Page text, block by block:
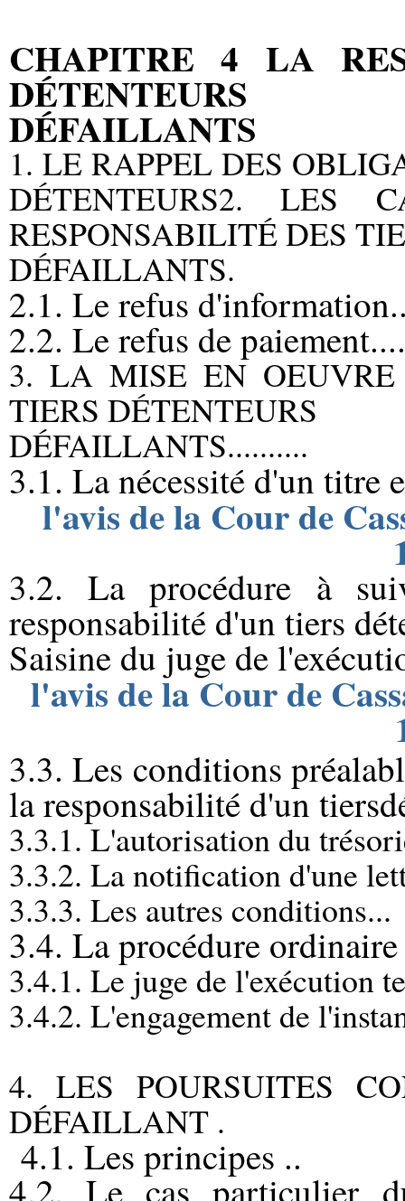
CHAPITRE 4 LA
DÉTENTEURS
DÉFAILLANTS
1. LE RAPPEL DES
DÉTENTEURS2. LES
RESPONSABILITÉ DES
DÉFAILLANTS.
2.1. Le refus
2.2. Le refus de paiement....
3. LA MISE EN
TIERS DÉTENTEURS
DÉFAILLANTS..........
3.1. La nécessité d'un titre
l'avis de la Cour de
3.2. La procédure à
responsabilité d'un tiers
Saisine du juge de
l'avis de la Cour de
3.3. Les conditions
la responsabilité d'un
3.3.1. L'autorisation du
3.3.2. La notification d'une
3.3.3. Les autres conditions...
3.4. La procédure
3.4.1. Le juge de l'exécution
3.4.2. L'engagement de
4. LES POURSUITES
DÉFAILLANT .
4.1. Les principes ..
4.2. Le cas particulier